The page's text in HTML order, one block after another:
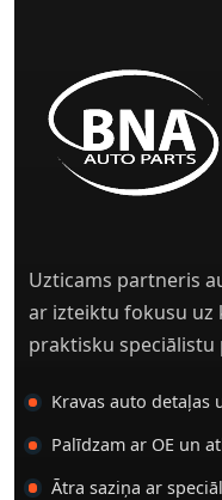
Uzticams partneris
ar izteiktu fokusu uz
praktisku speciālistu
Kravas auto detaļas
Palīdzam ar OE un
Ātra saziņa ar